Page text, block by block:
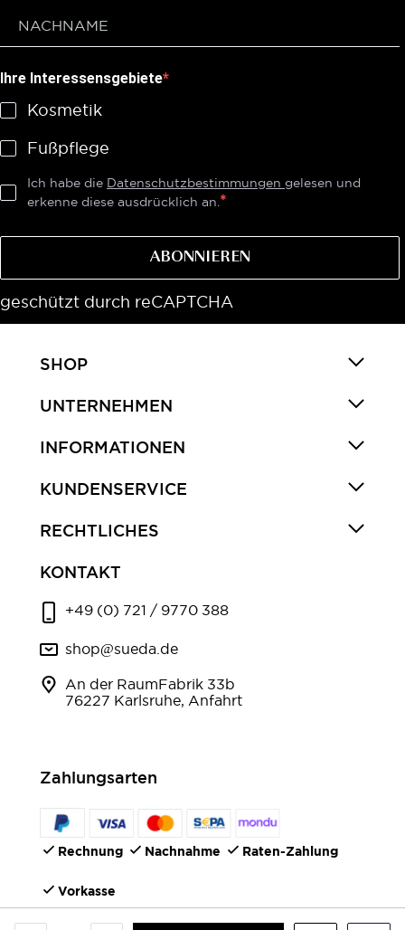
Ihre Interessensgebiete
Kosmetik
Fußpflege
Ich habe die Datenschutzbestimmungen gelesen und
erkenne diese ausdrücklich an.
ABONNIEREN
geschützt durch reCAPTCHA
SHOP
UNTERNEHMEN
INFORMATIONEN
KUNDENSERVICE
RECHTLICHES
KONTAKT
+49 (0) 721 / 9770 388
shop@sueda.de
An der RaumFabrik 33b
76227 Karlsruhe, Anfahrt
Zahlungsarten
Rechnung Nachnahme Raten-Zahlung
Vorkasse
FOLGEN SIE UNS